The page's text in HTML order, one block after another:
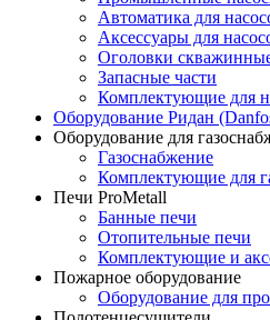
Автоматика для
Аксессуары для
Оголовки
Запасные части
Комплектующие для
Оборудование Ридан
Оборудование для
Газоснабжение
Комплектующие для
Печи ProMetall
Банные печи
Отопительные печи
Комплектующие и
Пожарное оборудование
Оборудование для